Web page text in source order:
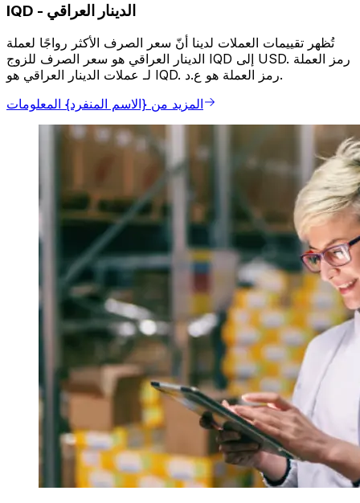
IQD - الدينار العراقي
تُظهر تقييمات العملات لدينا أنّ سعر الصرف الأكثر رواجًا لعملة
الدينار العراقي هو سعر الصرف للزوج IQD إلى USD. رمز العملة
لـ عملات الدينار العراقي هو IQD. رمز العملة هو ع.د.
المزيد من {الاسم المنفرد} المعلومات